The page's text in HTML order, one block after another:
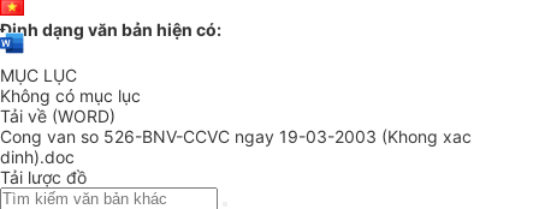
Định dạng văn bản hiện có:
MỤC LỤC
Không có mục lục
Tải về (WORD)
Cong van so 526-BNV-CCVC ngay 19-03-2003 (Khong xac
dinh).doc
Tải lược đồ